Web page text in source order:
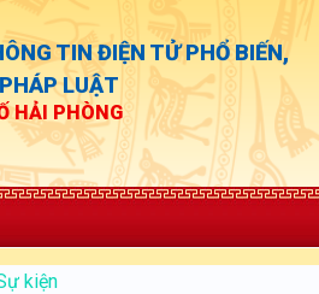
TIN ĐIỆN TỬ PHỔ BIẾN,
LUẬT
HẢI PHÒNG
kiện